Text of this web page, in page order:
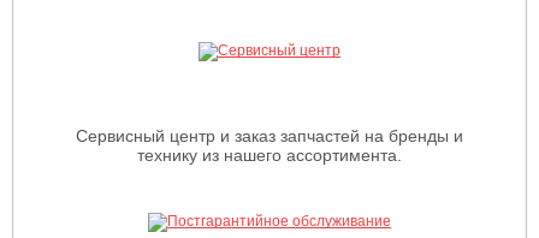
Сервисный центр и заказ запчастей на бренды и
технику из нашего ассортимента.